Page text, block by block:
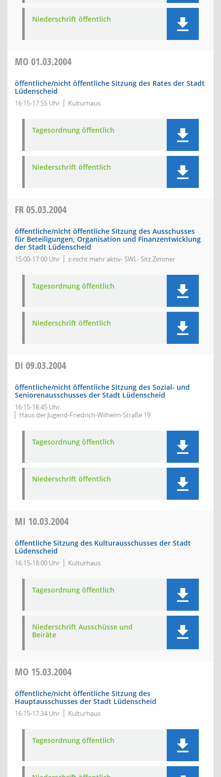
Niederschrift öffentlich
MO 01.03.2004
öffentliche/nicht öffentliche Sitzung des Rates der Stadt
Lüdenscheid
16:15-17:55 Uhr Kulturhaus
Tagesordnung öffentlich
Niederschrift öffentlich
FR05.03.2004
öffentliche/nicht öffentliche Sitzung des Ausschusses
für Beteiligungen, Organisation und Finanzentwicklung
der Stadt Lüdenscheid
15:00-17:00 Uhr z-nicht mehr aktiv- SWL- Sitz.Zimmer
Tagesordnung öffentlich
Niederschrift öffentlich
DI 09.03.2004
öffentliche/nicht öffentliche Sitzung des Sozial- und
Seniorenausschusses der Stadt Lüdenscheid
16:15-18:45 Uhr
Haus der Jugend-Friedrich-Wilhelm-Straße 19
Tagesordnung öffentlich
Niederschrift öffentlich
MI 10.03.2004
öffentliche Sitzung des Kulturausschusses der Stadt
Lüdenscheid
16:15-18:00 Uhr Kulturhaus
Tagesordnung öffentlich
Niederschrift Ausschüsse und
Beiräte
MO 15.03.2004
öffentliche/nicht öffentliche Sitzung des
Hauptausschusses der Stadt Lüdenscheid
16:15-17:34 Uhr Kulturhaus
Tagesordnung öffentlich